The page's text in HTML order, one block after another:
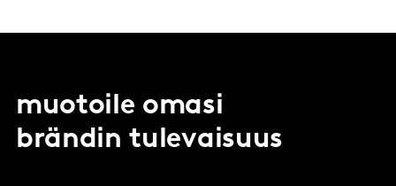
muotoile omasi
brändin tulevaisuus